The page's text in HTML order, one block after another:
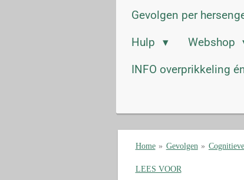
Gevolgen per
Hulp
Webshop
INFO overprikkeling
Home » Gevolgen »
LEES VOOR